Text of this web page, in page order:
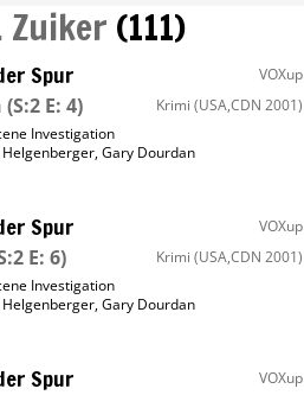
Zuiker (111)
Spur VOXup
(S:2 E: 4) Krimi (USA,CDN 2001)
Investigation
,Gary Dourdan
Spur VOXup
E: 6) Krimi (USA,CDN 2001)
Investigation
,Gary Dourdan
Spur VOXup